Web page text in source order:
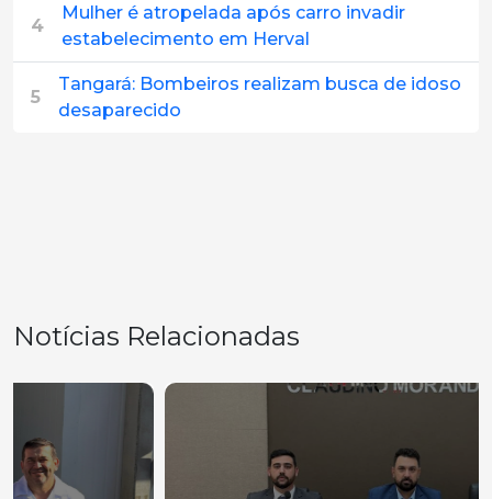
4
Mulher é atropelada após carro invadir
estabelecimento em Herval
5
Tangará: Bombeiros realizam busca de idoso
desaparecido
Notícias Relacionadas